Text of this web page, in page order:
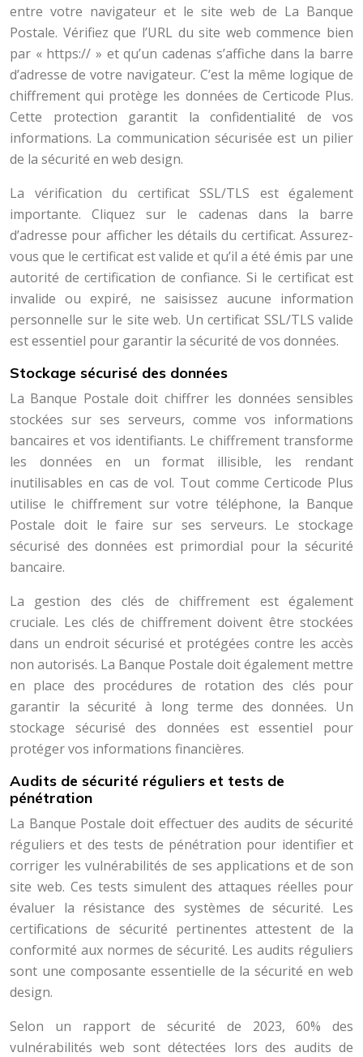
entre votre navigateur et le site web de La Banque
Postale. Vérifiez que l’URL du site web commence bien
par « https:// » et qu’un cadenas s’affiche dans la barre
d’adresse de votre navigateur. C’est la même logique de
chiffrement qui protège les données de Certicode Plus.
Cette protection garantit la confidentialité de vos
informations. La communication sécurisée est un pilier
de la sécurité en web design.
La vérification du certificat SSL/TLS est également
importante. Cliquez sur le cadenas dans la barre
d’adresse pour afficher les détails du certificat. Assurez-
vous que le certificat est valide et qu’il a été émis par une
autorité de certification de confiance. Si le certificat est
invalide ou expiré, ne saisissez aucune information
personnelle sur le site web. Un certificat SSL/TLS valide
est essentiel pour garantir la sécurité de vos données.
Stockage sécurisé des données
La Banque Postale doit chiffrer les données sensibles
stockées sur ses serveurs, comme vos informations
bancaires et vos identifiants. Le chiffrement transforme
les données en un format illisible, les rendant
inutilisables en cas de vol. Tout comme Certicode Plus
utilise le chiffrement sur votre téléphone, la Banque
Postale doit le faire sur ses serveurs. Le stockage
sécurisé des données est primordial pour la sécurité
bancaire.
La gestion des clés de chiffrement est également
cruciale. Les clés de chiffrement doivent être stockées
dans un endroit sécurisé et protégées contre les accès
non autorisés. La Banque Postale doit également mettre
en place des procédures de rotation des clés pour
garantir la sécurité à long terme des données. Un
stockage sécurisé des données est essentiel pour
protéger vos informations financières.
Audits de sécurité réguliers et tests de
pénétration
La Banque Postale doit effectuer des audits de sécurité
réguliers et des tests de pénétration pour identifier et
corriger les vulnérabilités de ses applications et de son
site web. Ces tests simulent des attaques réelles pour
évaluer la résistance des systèmes de sécurité. Les
certifications de sécurité pertinentes attestent de la
conformité aux normes de sécurité. Les audits réguliers
sont une composante essentielle de la sécurité en web
design.
Selon un rapport de sécurité de 2023, 60% des
vulnérabilités web sont détectées lors des audits de